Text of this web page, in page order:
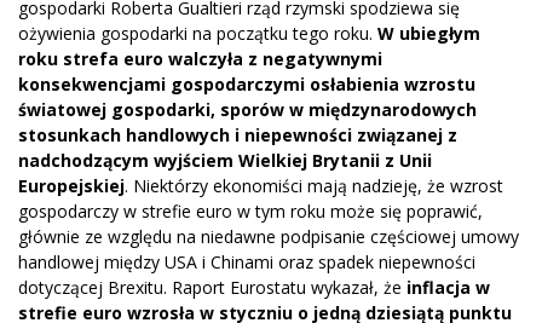
gospodarki Roberta Gualtieri rząd rzymski spodziewa się
ożywienia gospodarki na początku tego roku. W ubiegłym
roku strefa euro walczyła z negatywnymi
konsekwencjami gospodarczymi osłabienia wzrostu
światowej gospodarki, sporów w międzynarodowych
stosunkach handlowych i niepewności związanej z
nadchodzącym wyjściem Wielkiej Brytanii z Unii
Europejskiej. Niektórzy ekonomiści mają nadzieję, że wzrost
gospodarczy w strefie euro w tym roku może się poprawić,
głównie ze względu na niedawne podpisanie częściowej umowy
handlowej między USA i Chinami oraz spadek niepewności
dotyczącej Brexitu. Raport Eurostatu wykazał, że inflacja w
strefie euro wzrosła w styczniu o jedną dziesiątą punktu